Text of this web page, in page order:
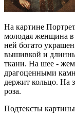
На картине
молодая женщина в
ней богато
вышивкой и
ткани. На шее -
драгоценными
держит кольцо. На
роза.
Подтексты